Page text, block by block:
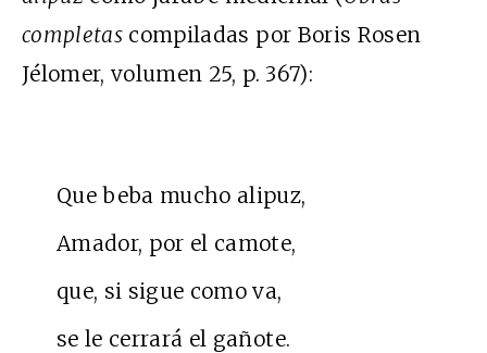
completas compiladas por Boris Rosen
Jélomer, volumen 25, p. 367):
Que beba mucho alipuz,
Amador, por el camote,
que, si sigue como va,
se le cerrará el gañote.